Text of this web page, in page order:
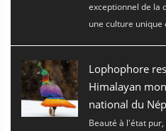
exceptionnel de la
une culture
Lophophore
Himalayan
national du
Beauté à l'état